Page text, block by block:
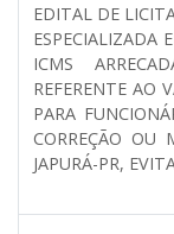
EDITAL DE
ESPECIALIZADA
ICMS
REFERENTE AO
PARA
CORREÇÃO OU
JAPURÁ-PR,